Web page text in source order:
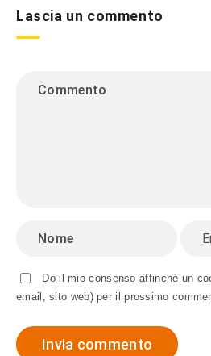
Lascia un commento
Do il mio consenso affinché un
email, sito web) per il prossimo